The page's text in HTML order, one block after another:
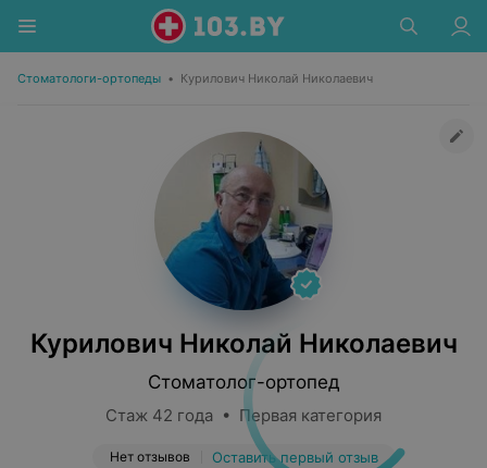
Стоматологи-ортопеды • Курилович Николай Николаевич
Курилович Николай Николаевич
Стоматолог-ортопед
Стаж 42 года • Первая категория
Нет отзывов Оставить первый отзыв